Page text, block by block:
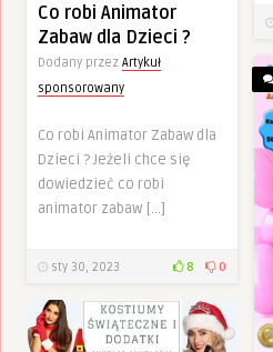
Co robi Animator
Zabaw dla Dzieci ?
Dodany przez Artykuł
sponsorowany
Co robi Animator Zabaw dla
Dzieci ? Jeżeli chce się
dowiedzieć co robi
animator zabaw […]
sty 30, 2023 8 0